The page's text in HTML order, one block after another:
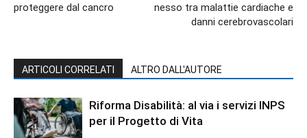
proteggere dal cancro
nesso tra malattie cardiache e
danni cerebrovascolari
ARTICOLI CORRELATI ALTRO DALL'AUTORE
Riforma Disabilità: al via i servizi INPS
per il Progetto di Vita